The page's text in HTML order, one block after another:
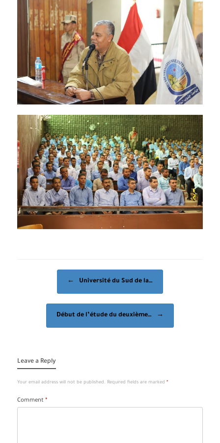
← Université du Sud de la…
Début de l’étude du deuxième… →
Leave a Reply
Your email address will not be published. Required fields are marked *
Comment *